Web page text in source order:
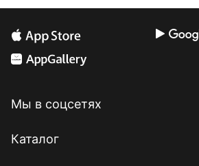
Мы в соцсетях
Каталог